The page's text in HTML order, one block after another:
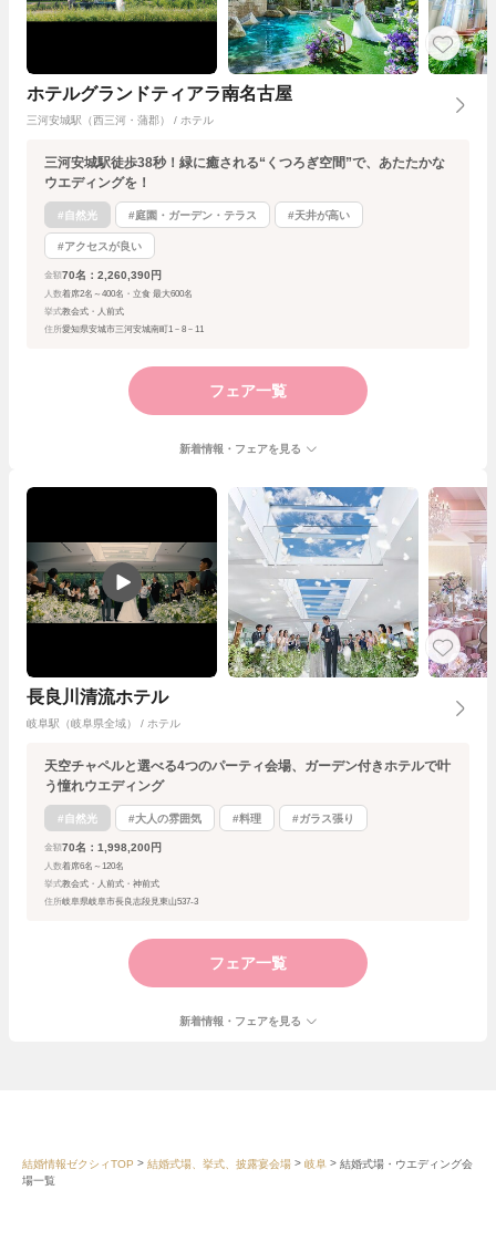
ホテルグランドティアラ南名古屋
三河安城駅（西三河・蒲郡） / ホテル
三河安城駅徒歩38秒！緑に癒される“くつろぎ空間”で、あたたかな
ウエディングを！
#自然光 #庭園・ガーデン・テラス #天井が高い
#アクセスが良い
金額 70名：2,260,390円
人数着席2名～400名・立食 最大600名
挙式教会式・人前式
住所愛知県安城市三河安城南町1－8－11
フェア一覧
新着情報・フェアを見る
長良川清流ホテル
岐阜駅（岐阜県全域） / ホテル
天空チャペルと選べる4つのパーティ会場、ガーデン付きホテルで叶
う憧れウエディング
#自然光 #大人の雰囲気 #料理 #ガラス張り
金額 70名：1,998,200円
人数着席6名～120名
挙式教会式・人前式・神前式
住所岐阜県岐阜市長良志段見東山537-3
フェア一覧
新着情報・フェアを見る
結婚情報ゼクシィTOP 結婚式場、挙式、披露宴会場 岐阜
結婚式場・ウエディング会
場一覧